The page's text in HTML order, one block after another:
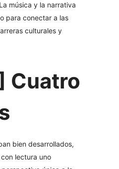
música y la narrativa
para conectar a las
culturales y
Cuatro
bien desarrollados,
lectura uno